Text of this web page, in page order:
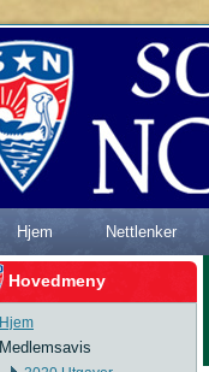
Hjem Nettlenker
Hovedmeny
Hjem
Medlemsavis